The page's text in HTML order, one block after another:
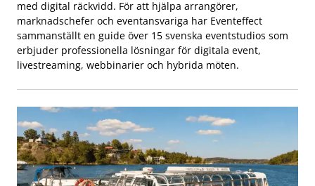
med digital räckvidd. För att hjälpa arrangörer,
marknadschefer och eventansvariga har Eventeffect
sammanställt en guide över 15 svenska eventstudios som
erbjuder professionella lösningar för digitala event,
livestreaming, webbinarier och hybrida möten.